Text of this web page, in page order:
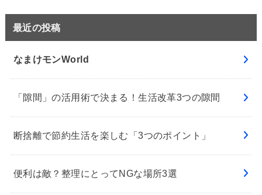
最近の投稿
なまけモンWorld
「隙間」の活用術で決まる！生活改革3つの隙間
断捨離で節約生活を楽しむ「3つのポイント」
便利は敵？整理にとってNGな場所3選